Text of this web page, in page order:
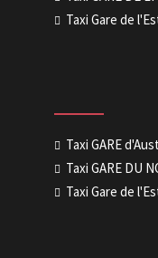
Taxi Gare de
Taxi GARE
Taxi GARE DU
Taxi Gare de